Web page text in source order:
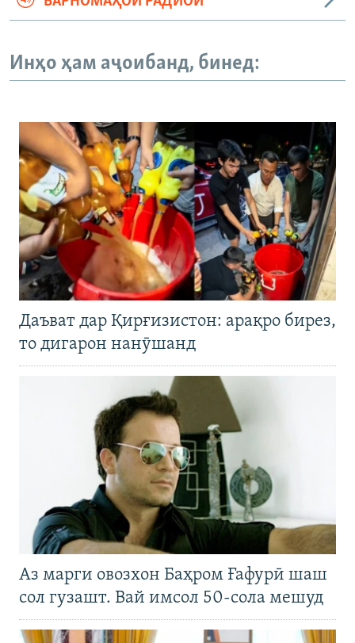
Инҳо ҳам аҷоибанд, бинед:
Даъват дар Қирғизистон: арақро бирез,
то дигарон нанӯшанд
Аз марги овозхон Баҳром Ғафурӣ шаш
сол гузашт. Вай имсол 50-сола мешуд